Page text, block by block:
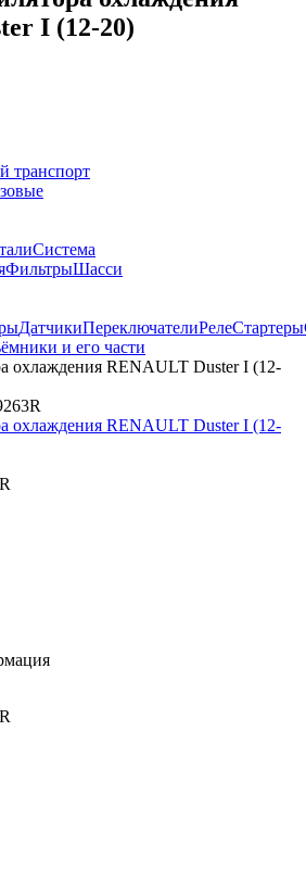
I (12-20)
транспорт
Система
ФильтрыШасси
ДатчикиПереключателиРелеСтартеры
и его части
охлаждения RENAULT Duster I (12-